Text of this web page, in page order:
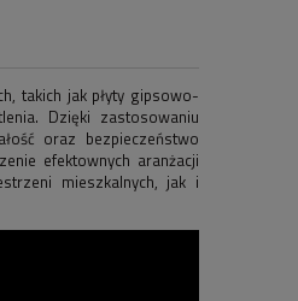
takich jak płyty gipsowo-
Dzięki zastosowaniu
oraz bezpieczeństwo
efektownych aranżacji
mieszkalnych, jak i